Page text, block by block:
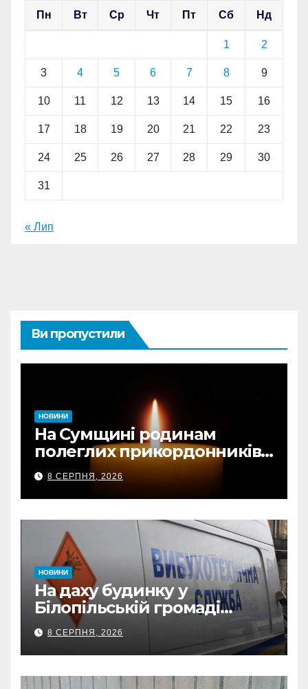
Пн Вт Ср Чт Пт Сб Нд
1 2
3 4 5 6 7 8 9
10 11 12 13 14 15 16
17 18 19 20 21 22 23
24 25 26 27 28 29 30
31
« Лип
Ви пропустили
НОВИНИ
На Сумщині родинам
полеглих прикордонників
передали державні
нагороди та відомчі
відзнаки
8 СЕРПНЯ, 2026
НОВИНИ
На даху будинку у
Білопільській громаді
знайшли 120-мм міну
8 СЕРПНЯ, 2026